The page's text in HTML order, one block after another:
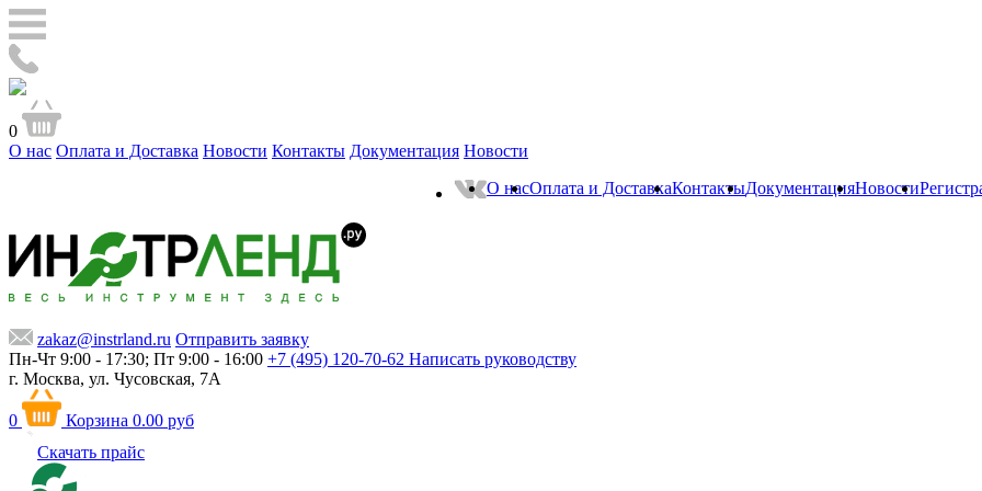
0
О нас Оплата и Доставка Новости Контакты Документация Новости
О насОплата и ДоставкаКонтактыДокументацияНовости
zakaz@instrland.ru Отправить заявку
Пн-Чт 9:00 - 17:30; Пт 9:00 - 16:00 +7 (495) 120-70-62 Написать руководству
г. Москва, ул. Чусовская, 7А
0 Корзина 0.00 руб
Скачать прайс